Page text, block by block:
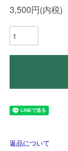
3,500円(内税)
返品について